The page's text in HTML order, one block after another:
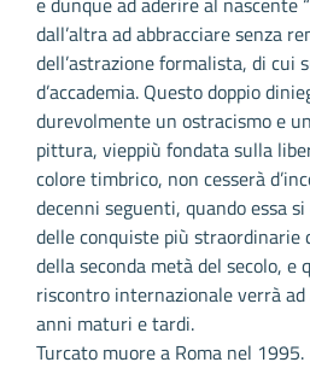
dall’altra ad abbracciare senza
dell’astrazione formalista, di cui
d’accademia. Questo doppio
durevolmente un ostracismo e
pittura, vieppiù fondata sulla
colore timbrico, non cesserà
decenni seguenti, quando essa
delle conquiste più straordinarie
della seconda metà del secolo, e
riscontro internazionale verrà ad
anni maturi e tardi.
Turcato muore a Roma nel 1995.